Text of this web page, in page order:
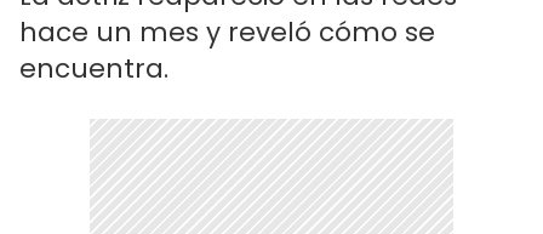
hace un mes y reveló cómo se
encuentra.